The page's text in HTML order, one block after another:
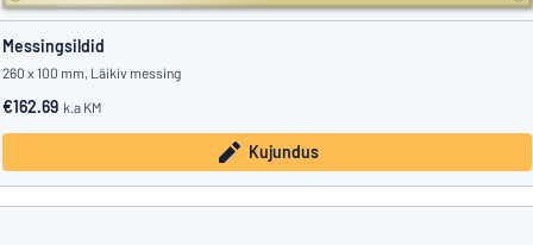
Messingsildid
260 x 100 mm, Läikiv messing
€162.69 k.a KM
Kujundus